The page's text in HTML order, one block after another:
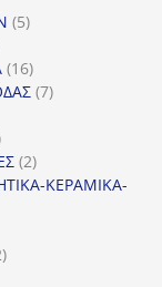
55
1616
προϊόντα
77
22
προϊόντα
ΚΕΡΑΜΙΚΑ-
2